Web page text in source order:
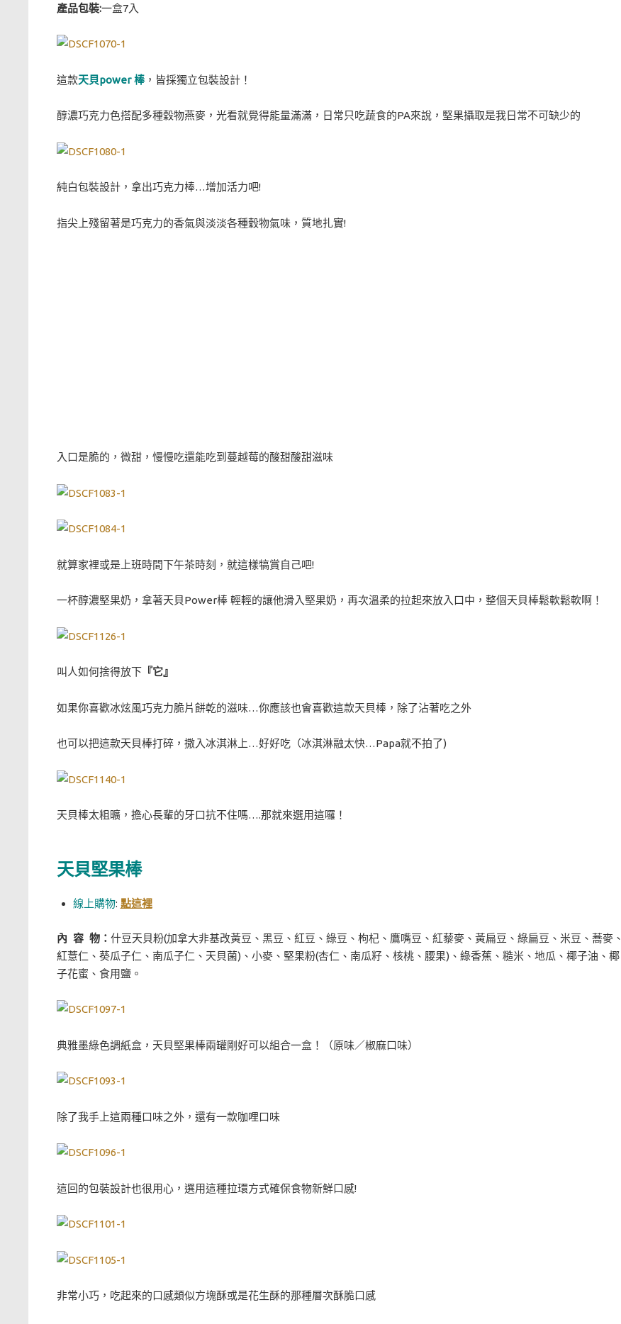
產品包裝:一盒7入
這款天貝power 棒，皆採獨立包裝設計！
醇濃巧克力色搭配多種穀物燕麥，光看就覺得能量滿滿，日常只吃蔬食的PA來說，堅果攝取是我日常不可缺少的
純白包裝設計，拿出巧克力棒…增加活力吧!
指尖上殘留著是巧克力的香氣與淡淡各種穀物氣味，質地扎實!
入口是脆的，微甜，慢慢吃還能吃到蔓越莓的酸甜酸甜滋味
就算家裡或是上班時間下午茶時刻，就這樣犒賞自己吧!
一杯醇濃堅果奶，拿著天貝Power棒 輕輕的讓他滑入堅果奶，再次溫柔的拉起來放入口中，整個天貝棒鬆軟鬆軟啊！
叫人如何捨得放下 『它』
如果你喜歡冰炫風巧克力脆片餅乾的滋味…你應該也會喜歡這款天貝棒，除了沾著吃之外
也可以把這款天貝棒打碎，撒入冰淇淋上…好好吃（冰淇淋融太快…Papa就不拍了)
天貝棒太粗曠，擔心長輩的牙口抗不住嗎….那就來選用這囉！
天貝堅果棒
線上購物: 點這裡
內 容 物： 什豆天貝粉(加拿大非基改黃豆、黑豆、紅豆、綠豆、枸杞、鷹嘴豆、紅藜麥、黃扁豆、綠扁豆、米豆、蕎麥、
紅薏仁、葵瓜子仁、南瓜子仁、天貝菌)、小麥、堅果粉(杏仁、南瓜籽、核桃、腰果)、綠香蕉、糙米、地瓜、椰子油、椰
子花蜜、食用鹽。
典雅墨綠色調紙盒，天貝堅果棒兩罐剛好可以組合一盒！（原味／椒麻口味）
除了我手上這兩種口味之外，還有一款咖哩口味
這回的包裝設計也很用心，選用這種拉環方式確保食物新鮮口感!
非常小巧，吃起來的口感類似方塊酥或是花生酥的那種層次酥脆口感